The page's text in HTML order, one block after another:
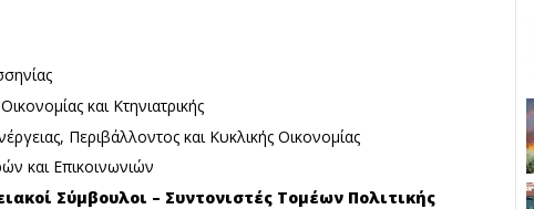
και Κτηνιατρικής
Περιβάλλοντος και Κυκλικής Οικονομίας
και Επικοινωνιών
Σύμβουλοι – Συντονιστές Τομέων Πολιτικής